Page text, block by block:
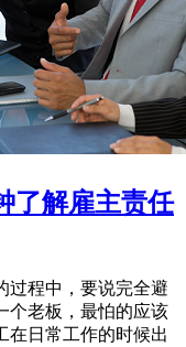
了解雇主责任
程中，要说完全避
个老板，最怕的应该
在日常工作的时候出